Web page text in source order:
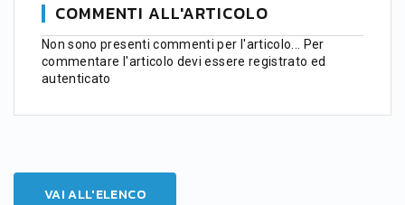
COMMENTI ALL'ARTICOLO
Non sono presenti commenti per l'articolo...
Per
commentare l'articolo devi essere registrato ed
autenticato
VAI ALL'ELENCO